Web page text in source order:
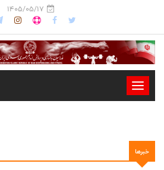
1405/05/17
-
-
-
-
خبرها